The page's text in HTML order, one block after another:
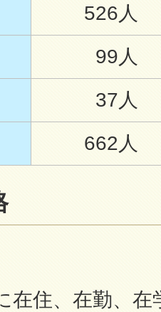
526
99人
37人
662人
在住、在勤、